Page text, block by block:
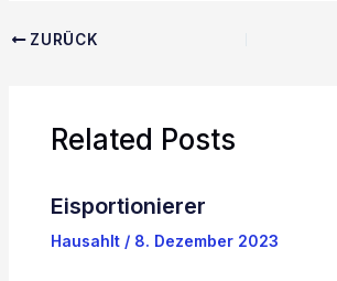
ZURÜCK
Related Posts
Eisportionierer
Hausahlt/ 8. Dezember 2023